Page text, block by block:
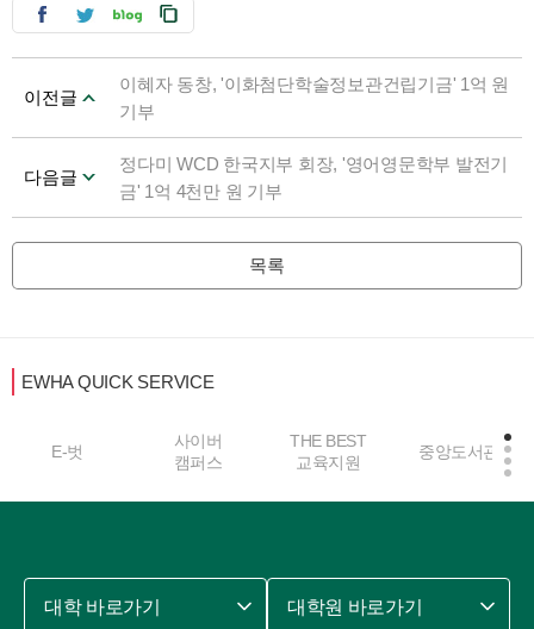
이전글
이혜자 동창, '이화첨단학술정보관건립기금' 1억 원
기부
다음글
정다미 WCD 한국지부 회장, '영어영문학부 발전기
금' 1억 4천만 원 기부
목록
EWHA QUICK SERVICE
E-벗
사이버
캠퍼스
THE BEST
교육지원
중앙도서관
대학 바로가기 대학원 바로가기